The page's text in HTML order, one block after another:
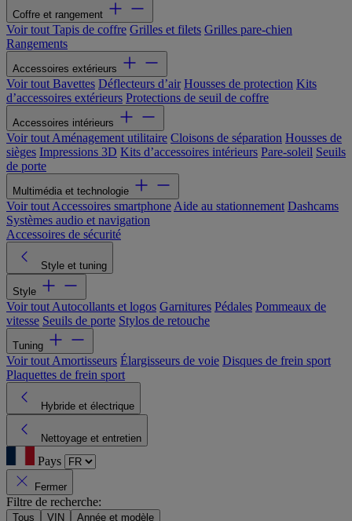
Coffre et rangement
Voir tout Tapis de coffre Grilles et filets Grilles pare-chien
Rangements
Accessoires extérieurs
Voir tout Bavettes Déflecteurs d’air Housses de protection Kits
d’accessoires extérieurs Protections de seuil de coffre
Accessoires intérieurs
Voir tout Aménagement utilitaire Cloisons de séparation Housses de
sièges Impressions 3D Kits d’accessoires intérieurs Pare-soleil Seuils
de porte
Multimédia et technologie
Voir tout Accessoires smartphone Aide au stationnement Dashcams
Systèmes audio et navigation
Accessoires de sécurité
Style et tuning
Style
Voir tout Autocollants et logos Garnitures Pédales Pommeaux de
vitesse Seuils de porte Stylos de retouche
Tuning
Voir tout Amortisseurs Élargisseurs de voie Disques de frein sport
Plaquettes de frein sport
Hybride et électrique
Nettoyage et entretien
Pays
Fermer
Filtre de recherche:
Tous VIN
Année et modèle